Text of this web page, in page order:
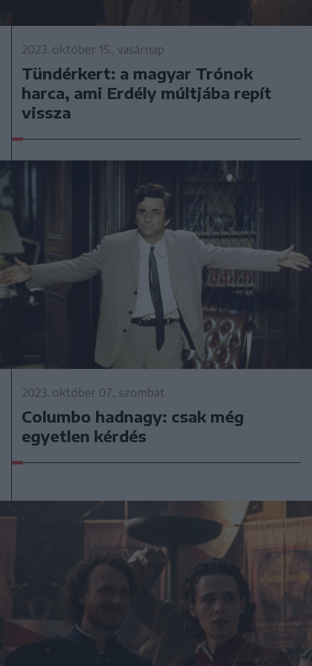
2023. október 15., vasárnap
Tündérkert: a magyar Trónok
harca, ami Erdély múltjába repít
vissza
2023. október 07., szombat
Columbo hadnagy: csak még
egyetlen kérdés